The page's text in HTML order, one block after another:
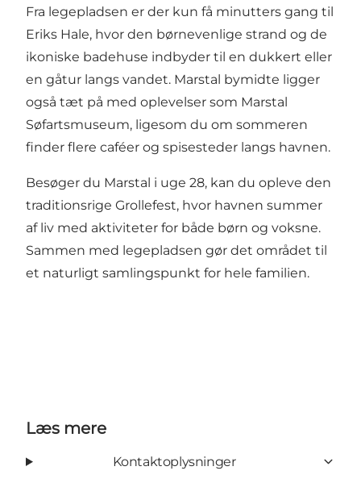
Fra legepladsen er der kun få minutters gang til
Eriks Hale, hvor den børnevenlige strand og de
ikoniske badehuse indbyder til en dukkert eller
en gåtur langs vandet. Marstal bymidte ligger
også tæt på med oplevelser som Marstal
Søfartsmuseum, ligesom du om sommeren
finder flere caféer og spisesteder langs havnen.
Besøger du Marstal i uge 28, kan du opleve den
traditionsrige Grollefest, hvor havnen summer
af liv med aktiviteter for både børn og voksne.
Sammen med legepladsen gør det området til
et naturligt samlingspunkt for hele familien.
Læs mere
Kontaktoplysninger